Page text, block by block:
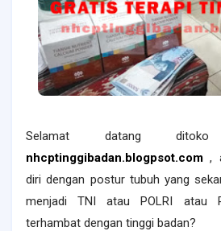
Selamat datang
nhcptinggibadan.blogpsot.com ,
diri dengan postur tubuh yang
menjadi TNI atau POLRI atau
terhambat dengan tinggi badan?